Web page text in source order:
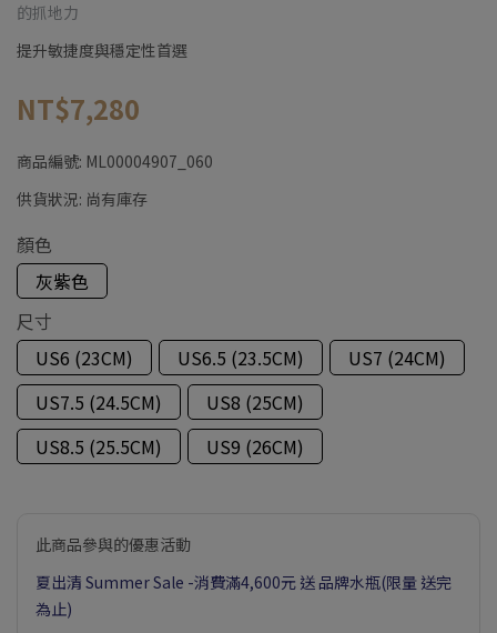
的抓地力
提升敏捷度與穩定性首選
NT$7,280
商品編號: ML00004907_060
供貨狀況: 尚有庫存
顏色
灰紫色
尺寸
US6 (23CM)
US6.5 (23.5CM)
US7 (24CM)
US7.5 (24.5CM)
US8 (25CM)
US8.5 (25.5CM)
US9 (26CM)
此商品參與的優惠活動
夏出清 Summer Sale -消費滿4,600元 送 品牌水瓶(限量 送完
為止)